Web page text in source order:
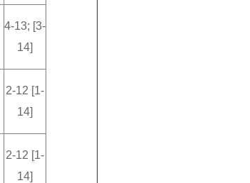
4-13; [3-
14]
2-12 [1-
14]
2-12 [1-
14]